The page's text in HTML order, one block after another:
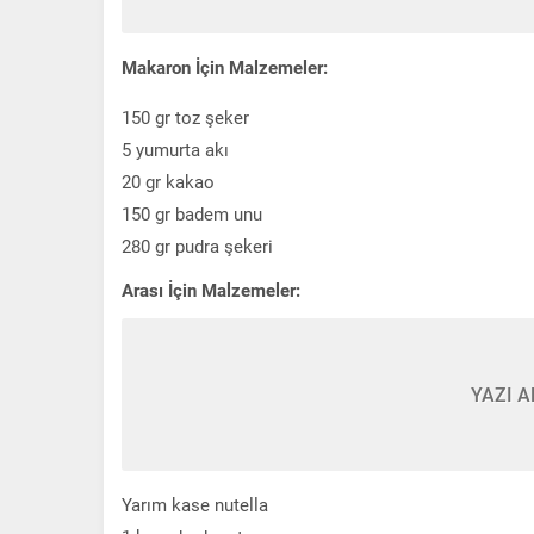
Makaron İçin Malzemeler:
150 gr toz şeker
5 yumurta akı
20 gr kakao
150 gr badem unu
280 gr pudra şekeri
Arası İçin Malzemeler:
YAZI
Yarım kase nutella